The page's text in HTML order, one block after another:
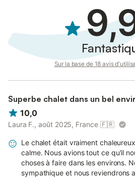
Sur la base de 18 avis
Superbe chalet dans un bel
10,0
Laura F., août 2025, France 🇫🇷
Le chalet était vraiment
calme. Nous avions tout ce qu'il
choses à faire dans les environs.
sympathique et nous reviendrons